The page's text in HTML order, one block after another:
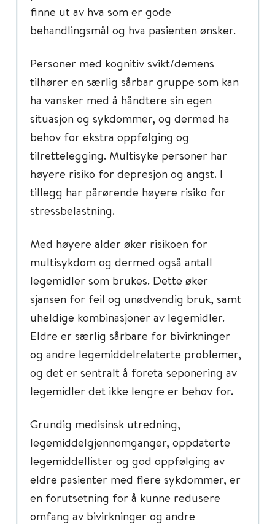
finne ut av hva som er gode
behandlingsmål og hva pasienten ønsker.
Personer med kognitiv svikt/demens
tilhører en særlig sårbar gruppe som kan
ha vansker med å håndtere sin egen
situasjon og sykdommer, og dermed ha
behov for ekstra oppfølging og
tilrettelegging. Multisyke personer har
høyere risiko for depresjon og angst. I
tillegg har pårørende høyere risiko for
stressbelastning.
Med høyere alder øker risikoen for
multisykdom og dermed også antall
legemidler som brukes. Dette øker
sjansen for feil og unødvendig bruk, samt
uheldige kombinasjoner av legemidler.
Eldre er særlig sårbare for bivirkninger
og andre legemiddelrelaterte problemer,
og det er sentralt å foreta seponering av
legemidler det ikke lengre er behov for.
Grundig medisinsk utredning,
legemiddelgjennomganger, oppdaterte
legemiddellister og god oppfølging av
eldre pasienter med flere sykdommer, er
en forutsetning for å kunne redusere
omfang av bivirkninger og andre